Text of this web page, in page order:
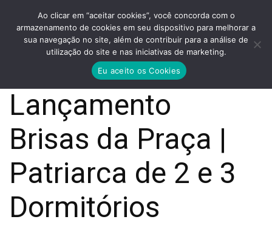
Lançamento
Brisas da Praça |
Patriarca de 2 e 3
Dormitórios
Ao clicar em “aceitar cookies”, você concorda com o
armazenamento de cookies em seu dispositivo para melhorar a
sua navegação no site, além de contribuir para a análise de
utilização do site e nas iniciativas de marketing.
Eu aceito os Cookies